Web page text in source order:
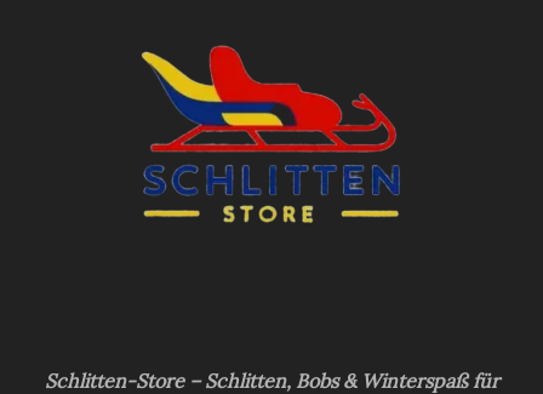
Schlitten-Store – Schlitten, Bobs & Winterspaß für